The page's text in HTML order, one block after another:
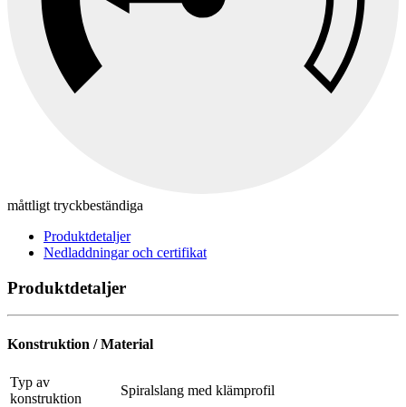
måttligt tryckbeständiga
Produktdetaljer
Nedladdningar och certifikat
Produktdetaljer
Konstruktion / Material
Typ av
konstruktion
Spiralslang med klämprofil